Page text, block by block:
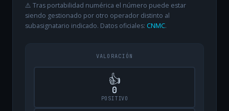
⚠️ Tras portabilidad numérica el número puede estar
siendo gestionado por otro operador distinto al
subasignatario indicado. Datos oficiales: CNMC.
VALORACIÓN
👍
0
POSITIVO